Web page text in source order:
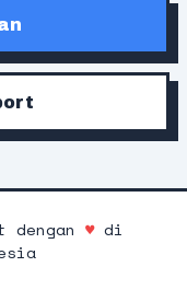
dengan ♥di